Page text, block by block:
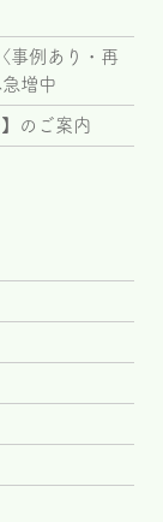
事例あり・再
増中
のご案内